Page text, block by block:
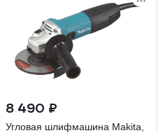
8 490 ₽
Угловая шлифмашина Makita,